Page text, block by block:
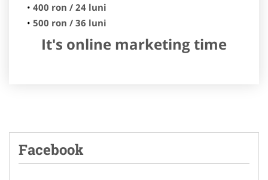
400 ron / 24 luni
500 ron / 36 luni
It's online marketing time
Facebook